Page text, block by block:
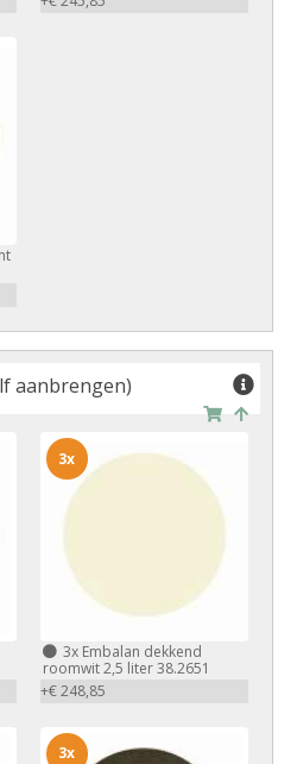
aanbrengen)
3xEmbalan dekkend
roomwit 2,5 liter 38.2651
+€ 248,85
3x
3x